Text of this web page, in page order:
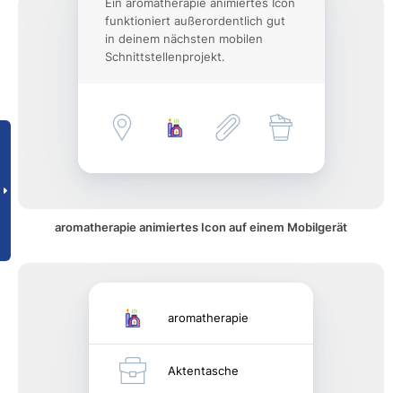
funktioniert außerordentlich gut
in deinem nächsten mobilen
Schnittstellenprojekt.
aromatherapie animiertes Icon auf einem Mobilgerät
aromatherapie
Aktentasche